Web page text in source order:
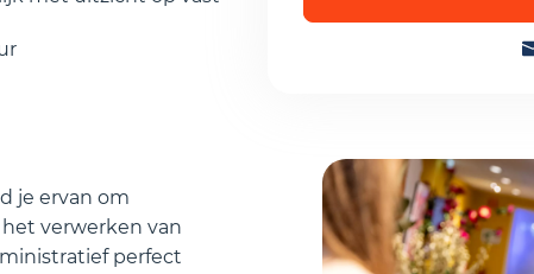
je ervan om
verwerken van
perfect